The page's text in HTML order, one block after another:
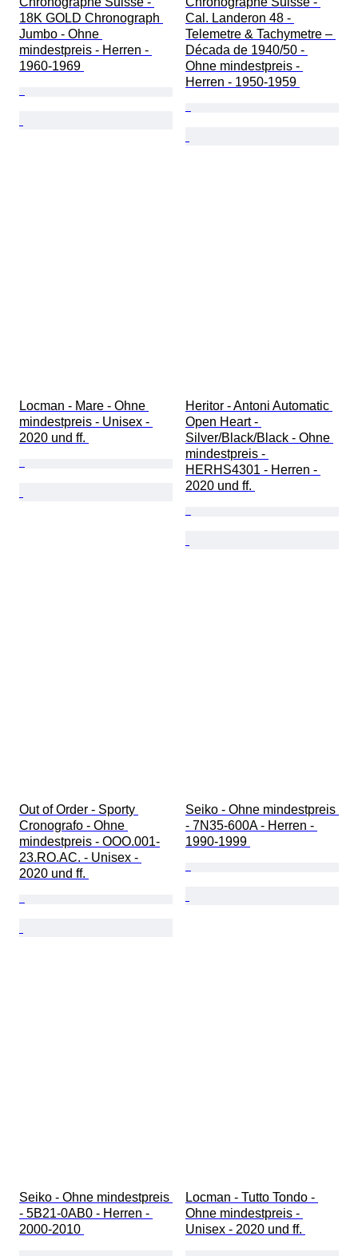
18K GOLD Chronograph
Jumbo - Ohne
mindestpreis - Herren -
1960-1969
Cal. Landeron 48 -
Telemetre & Tachymetre –
Década de 1940/50 -
Ohne mindestpreis -
Herren - 1950-1959
Locman - Mare - Ohne
mindestpreis - Unisex -
2020 und ff.
Heritor - Antoni Automatic
Open Heart -
Silver/Black/Black - Ohne
mindestpreis -
HERHS4301 - Herren -
2020 und ff.
Out of Order - Sporty
Cronografo - Ohne
mindestpreis - OOO.001-
23.RO.AC. - Unisex -
2020 und ff.
Seiko - Ohne mindestpreis
- 7N35-600A - Herren -
1990-1999
Seiko - Ohne mindestpreis
- 5B21-0AB0 - Herren -
2000-2010
Locman - Tutto Tondo -
Ohne mindestpreis -
Unisex - 2020 und ff.